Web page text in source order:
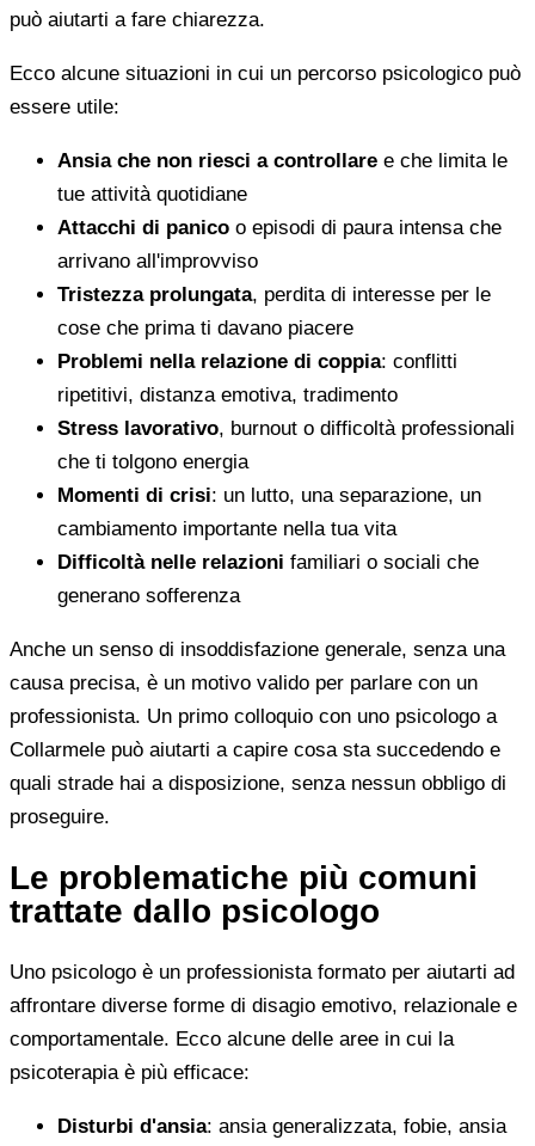
può aiutarti a fare chiarezza.
Ecco alcune situazioni in cui un percorso psicologico può
essere utile:
Ansia che non riesci a controllare e che limita le
tue attività quotidiane
Attacchi di panico o episodi di paura intensa che
arrivano all'improvviso
Tristezza prolungata, perdita di interesse per le
cose che prima ti davano piacere
Problemi nella relazione di coppia: conflitti
ripetitivi, distanza emotiva, tradimento
Stress lavorativo, burnout o difficoltà professionali
che ti tolgono energia
Momenti di crisi: un lutto, una separazione, un
cambiamento importante nella tua vita
Difficoltà nelle relazioni familiari o sociali che
generano sofferenza
Anche un senso di insoddisfazione generale, senza una
causa precisa, è un motivo valido per parlare con un
professionista. Un primo colloquio con uno psicologo a
Collarmele può aiutarti a capire cosa sta succedendo e
quali strade hai a disposizione, senza nessun obbligo di
proseguire.
Le problematiche più comuni
trattate dallo psicologo
Uno psicologo è un professionista formato per aiutarti ad
affrontare diverse forme di disagio emotivo, relazionale e
comportamentale. Ecco alcune delle aree in cui la
psicoterapia è più efficace:
Disturbi d'ansia: ansia generalizzata, fobie, ansia